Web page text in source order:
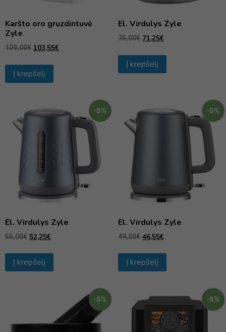
Karšto oro gruzdintuvė
Zyle
109,00€ 103,55€
Į krepšelį
El. Virdulys Zyle
75,00€ 71,25€
Į krepšelį
-5%
El. Virdulys Zyle
55,00€ 52,25€
Į krepšelį
-5%
El. Virdulys Zyle
49,00€ 46,55€
Į krepšelį
-5% -5%